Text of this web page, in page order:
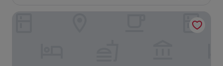
La Quinta Inn & Suites by Wyndham San Francisco Airport